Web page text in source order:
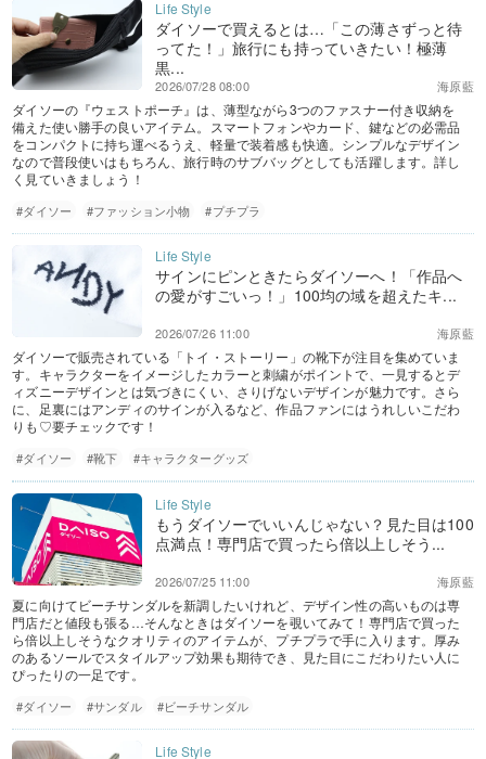
ダイソーで買えるとは…「この薄さずっと待
ってた！」旅行にも持っていきたい！極薄
黒...
海原藍
2026/07/28 08:00
ダイソーの『ウェストポーチ』は、薄型ながら3つのファスナー付き収納を
備えた使い勝手の良いアイテム。スマートフォンやカード、鍵などの必需品
をコンパクトに持ち運べるうえ、軽量で装着感も快適。シンプルなデザイン
なので普段使いはもちろん、旅行時のサブバッグとしても活躍します。詳し
く見ていきましょう！
#ダイソー #ファッション小物 #プチプラ
サインにピンときたらダイソーへ！「作品へ
の愛がすごいっ！」100均の域を超えたキ...
海原藍
2026/07/26 11:00
ダイソーで販売されている「トイ・ストーリー」の靴下が注目を集めていま
す。キャラクターをイメージしたカラーと刺繍がポイントで、一見するとデ
ィズニーデザインとは気づきにくい、さりげないデザインが魅力です。さら
に、足裏にはアンディのサインが入るなど、作品ファンにはうれしいこだわ
りも♡要チェックです！
#ダイソー #靴下 #キャラクターグッズ
もうダイソーでいいんじゃない？見た目は100
点満点！専門店で買ったら倍以上しそう...
海原藍
2026/07/25 11:00
夏に向けてビーチサンダルを新調したいけれど、デザイン性の高いものは専
門店だと値段も張る…そんなときはダイソーを覗いてみて！専門店で買った
ら倍以上しそうなクオリティのアイテムが、プチプラで手に入ります。厚み
のあるソールでスタイルアップ効果も期待でき、見た目にこだわりたい人に
ぴったりの一足です。
#ダイソー #サンダル #ビーチサンダル